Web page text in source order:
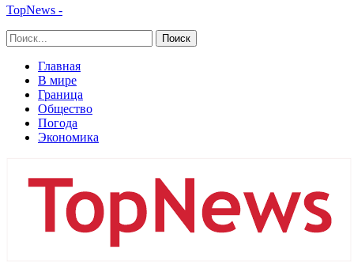
TopNews -
Главная
В мире
Граница
Общество
Погода
Экономика